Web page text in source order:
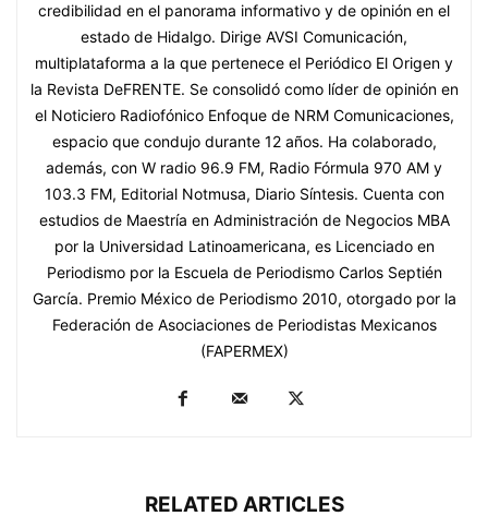
credibilidad en el panorama informativo y de opinión en el
estado de Hidalgo. Dirige AVSI Comunicación,
multiplataforma a la que pertenece el Periódico El Origen y
la Revista DeFRENTE. Se consolidó como líder de opinión en
el Noticiero Radiofónico Enfoque de NRM Comunicaciones,
espacio que condujo durante 12 años. Ha colaborado,
además, con W radio 96.9 FM, Radio Fórmula 970 AM y
103.3 FM, Editorial Notmusa, Diario Síntesis. Cuenta con
estudios de Maestría en Administración de Negocios MBA
por la Universidad Latinoamericana, es Licenciado en
Periodismo por la Escuela de Periodismo Carlos Septién
García. Premio México de Periodismo 2010, otorgado por la
Federación de Asociaciones de Periodistas Mexicanos
(FAPERMEX)
RELATED ARTICLES